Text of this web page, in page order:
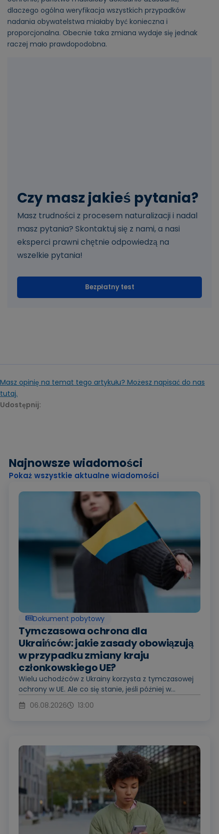
dlaczego ogólna weryfikacja wszystkich przypadków
nadania obywatelstwa miałaby być konieczna i
proporcjonalna. Obecnie taka zmiana wydaje się jednak
raczej mało prawdopodobna.
Czy masz jakieś pytania?
Masz trudności z procesem naturalizacji i nadal
masz pytania? Skontaktuj się z nami, a nasi
eksperci prawni chętnie odpowiedzą na
wszelkie pytania!
Bezpłatny test
Masz opinię na temat tego artykułu? Możesz napisać do nas
tutaj.
Udostępnij:
Najnowsze wiadomości
Pokaż wszystkie aktualne wiadomości
Dokument pobytowy
Tymczasowa ochrona dla
Ukraińców: jakie zasady obowiązują
w przypadku zmiany kraju
członkowskiego UE?
Wielu uchodźców z Ukrainy korzysta z tymczasowej
ochrony w UE. Ale co się stanie, jeśli później w...
06.08.2026
13:00